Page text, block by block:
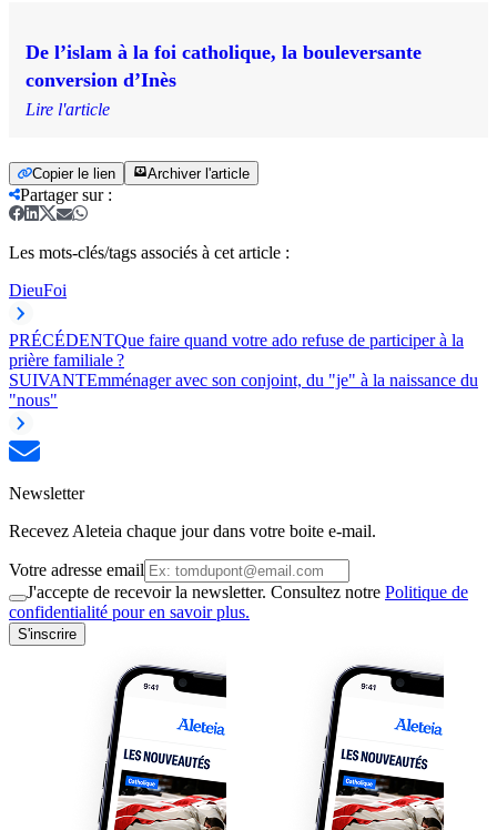
De l’islam à la foi catholique, la bouleversante
conversion d’Inès
Lire l'article
Copier le lien Archiver l'article
Partager sur:
Les mots-clés/tags associés à cet article :
DieuFoi
PRÉCÉDENTQue faire quand votre ado refuse de participer à la
prière familiale ?
SUIVANTEmménager avec son conjoint, du "je" à la naissance du
"nous"
Newsletter
Recevez Aleteia chaque jour dans votre boite e-mail.
Votre adresse email
J'accepte de recevoir la newsletter. Consultez notre Politique de
confidentialité pour en savoir plus.
S'inscrire